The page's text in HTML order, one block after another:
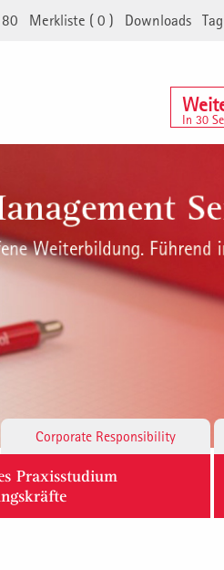
Downloads
Merkliste (0 )
In 30
Corporate Responsibility
Praxisstudium